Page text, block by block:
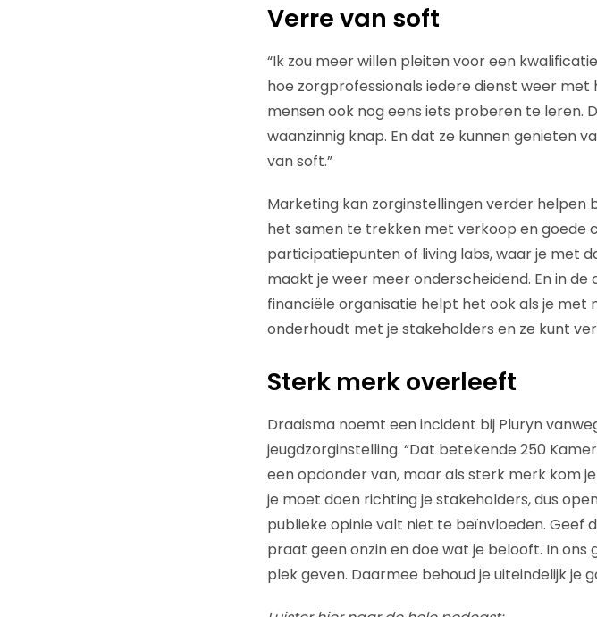
Verre van soft
“Ik zou meer willen pleiten voor een
hoe zorgprofessionals iedere dienst weer
mensen ook nog eens iets proberen te leren.
waanzinnig knap. En dat ze kunnen genieten
van soft.”
Marketing kan zorginstellingen verder helpen
het samen te trekken met verkoop en goede
participatiepunten of living labs, waar je met
maakt je weer meer onderscheidend. En in
financiële organisatie helpt het ook als je
onderhoudt met je stakeholders en ze kunt
Sterk merk overleeft
Draaisma noemt een incident bij Pluryn
jeugdzorginstelling. “Dat betekende 250
een opdonder van, maar als sterk merk kom
je moet doen richting je stakeholders, dus
publieke opinie valt niet te beïnvloeden. Geef
praat geen onzin en doe wat je belooft. In
plek geven. Daarmee behoud je uiteindelijk je